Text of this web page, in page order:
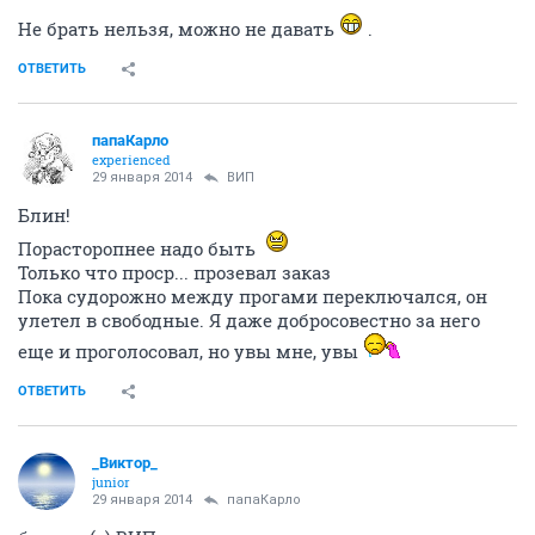
Не брать нельзя, можно не давать .
ОТВЕТИТЬ
папаКарло
experienced
29 января 2014 ВИП
Блин!
Порасторопнее надо быть
Только что проср... прозевал заказ
Пока судорожно между прогами переключался, он
улетел в свободные. Я даже добросовестно за него
еще и проголосовал, но увы мне, увы
ОТВЕТИТЬ
_Виктор_
juniоr
29 января 2014 папаКарло